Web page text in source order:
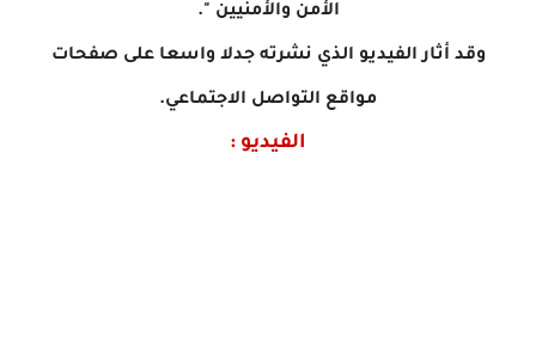
الأمن والأمنيين ".
وقد أثار الفيديو الذي نشرته جدلا واسعا على صفحات
مواقع التواصل الاجتماعي.
الفيديو :